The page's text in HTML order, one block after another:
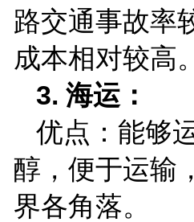
路交通事故率
成本相对较高。
3.海运：
优点：能够
醇，便于运输
界各角落。